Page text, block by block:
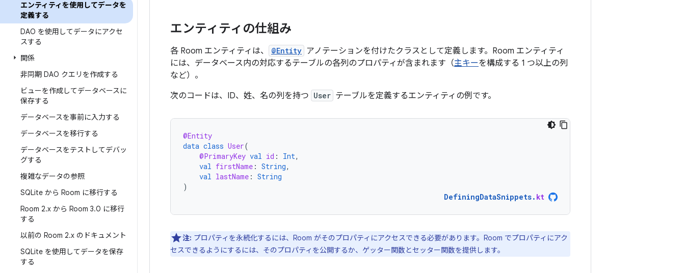
エンティティを使用してデータを
定義する
DAO を使用してデータにアクセ
スする
関係
非同期 DAO クエリを作成する
ビューを作成してデータベースに
保存する
データベースを事前に入力する
データベースを移行する
データベースをテストしてデバッ
グする
複雑なデータの参照
SQLite から Room に移行する
Room 2.x から Room 3.0 に移行
する
以前の Room 2.x のドキュメント
SQLite を使用してデータを保存
する
エンティティの仕組み
各 Room エンティティは、 @Entity アノテーションを付けたクラスとして定義します。Room エンティティ
には、データベース内の対応するテーブルの各列のプロパティが含まれます（主キーを構成する 1 つ以上の列
など）。
次のコードは、ID、姓、名の列を持つ User テーブルを定義するエンティティの例です。
@Entity
data class User(
@PrimaryKey val id : Int,
val firstName : String,
val lastName : String
)
DefiningDataSnippets. kt
注: プロパティを永続化するには、Room がそのプロパティにアクセスできる必要があります。Room でプロパティにアク
セスできるようにするには、そのプロパティを公開するか、ゲッター関数とセッター関数を提供します。